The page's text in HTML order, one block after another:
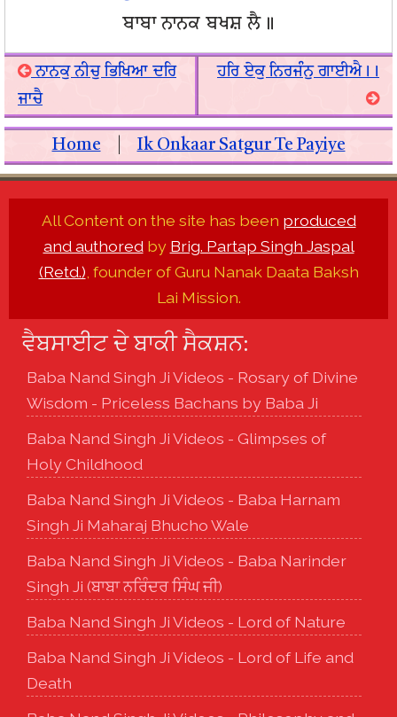
ਬਾਬਾ ਨਾਨਕ ਬਖਸ਼ ਲੈ॥
ਨਾਨਕੁ ਨੀਚੁ ਭਿਖਿਆ ਦਰਿ
ਜਾਚੈ
ਹਰਿ ਏਕੁ ਨਿਰਜੰਨੁ ਗਾਈਐ।।
Home Ik Onkaar Satgur Te Payiye
All Content on the site has been produced
and authored by Brig. Partap Singh Jaspal
(Retd.) , founder of Guru Nanak Daata Baksh
Lai Mission.
ਵੈਬਸਾਈਟ ਦੇ ਬਾਕੀ ਸੈਕਸ਼ਨ:
Baba Nand Singh Ji Videos - Rosary of Divine
Wisdom - Priceless Bachans by Baba Ji
Baba Nand Singh Ji Videos - Glimpses of
Holy Childhood
Baba Nand Singh Ji Videos - Baba Harnam
Singh Ji Maharaj Bhucho Wale
Baba Nand Singh Ji Videos - Baba Narinder
Singh Ji (ਬਾਬਾ ਨਰਿੰਦਰ ਸਿੰਘ ਜੀ)
Baba Nand Singh Ji Videos - Lord of Nature
Baba Nand Singh Ji Videos - Lord of Life and
Death